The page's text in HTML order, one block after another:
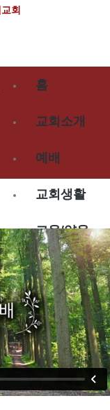
홈
교회소개
예배
교회생활
교육/양육
공동체
벧엘스토리
새가족등록